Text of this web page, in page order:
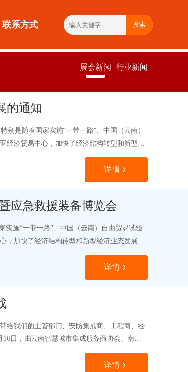
联系方式 搜索
展会新闻 行业新闻
的通知
是随着国家实施“一带一路”、中国（云南）
经济贸易中心，加快了经济结构转型和新型经
详情
应急救援装备博览会
实施“一带一路”、中国（云南）自由贸易试验
，加快了经济结构转型和新型经济业态发展，
详情
给我们的主管部门、安防集成商、工程商、经
日，由云南智慧城市集成服务商协会、南亚
详情